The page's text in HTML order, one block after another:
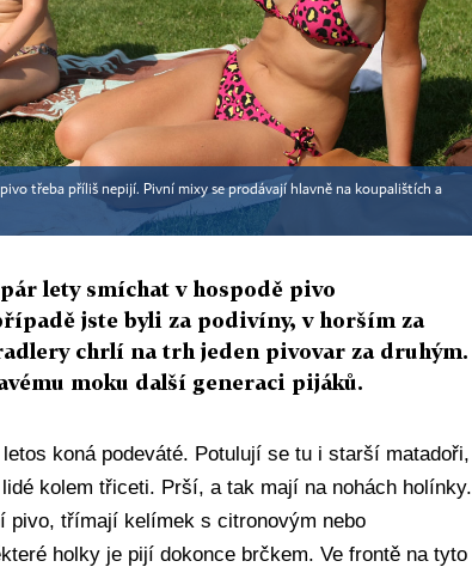
třeba příliš nepijí. Pivní mixy se prodávají hlavně na koupalištích a
lety smíchat v hospodě pivo
jste byli za podivíny, v horším za
chrlí na trh jeden pivovar za druhým.
moku další generaci pijáků.
koná podeváté. Potulují se tu i starší matadoři,
kolem třiceti. Prší, a tak mají na nohách holínky.
pivo, třímají kelímek s citronovým nebo
holky je pijí dokonce brčkem. Ve frontě na tyto